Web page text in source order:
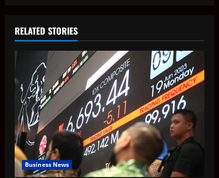
RELATED STORIES
Business News